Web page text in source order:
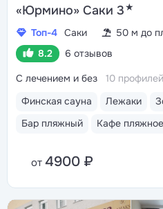
«Юрмино» Саки 3★
Топ-4 Саки
50 м до
8.2
6 отзывов
Финская сауна Лежаки
Бар пляжный
Кафе пляжное
С лечением и без 10
от 4900 ₽